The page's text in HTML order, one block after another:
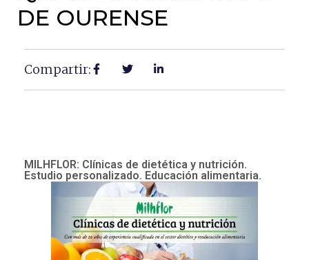
DE OURENSE
Compartir:
MILHFLOR: Clínicas de dietética y nutrición.
Estudio personalizado. Educación alimentaria.